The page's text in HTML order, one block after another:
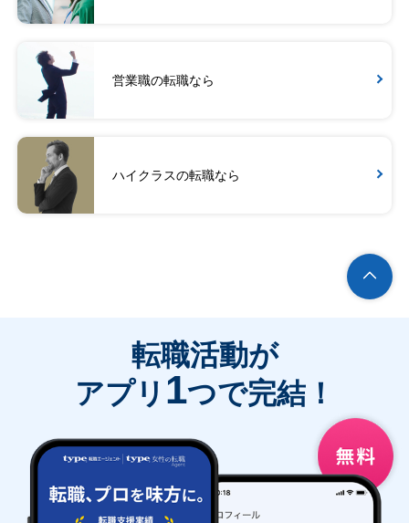
営業職の転職なら
ハイクラスの転職なら
転職活動が
アプリ 1つで完結！